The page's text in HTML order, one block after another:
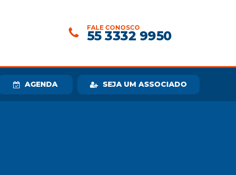
FALE CONOSCO
55 3332 9950
AGENDA SEJA UM ASSOCIADO